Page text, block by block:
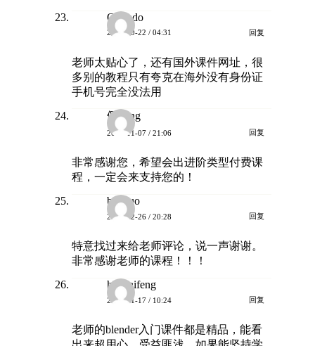
Orlando
2024-10-22 / 04:31 回复
老师太贴心了，还有国外课件网址，很
多别的教程只有夸克在海外没有身份证
手机号完全没法用
佩Tang
2024-11-07 / 21:06 回复
非常感谢您，希望会出进阶类型付费课
程，一定会来支持您的！
bellguo
2024-12-26 / 20:28 回复
特意找过来给老师评论，说一声谢谢。
非常感谢老师的课程！！！
haohaifeng
2025-01-17 / 10:24 回复
老师的blender入门课件都是精品，能看